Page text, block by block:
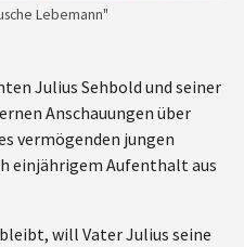
Lebemann"
Julius Sehbold und seiner
Anschauungen über
vermögenden jungen
einjährigem Aufenthalt aus
will Vater Julius seine